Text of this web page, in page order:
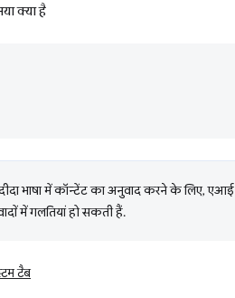
क्या है
भाषा में कॉन्टेंट का अनुवाद करने के लिए, एआई
में गलतियां हो सकती हैं.
टैब